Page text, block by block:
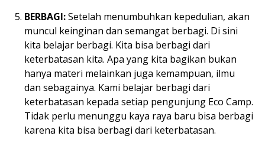
BERBAGI:Setelah menumbuhkan kepedulian, akan
muncul keinginan dan semangat berbagi. Di sini
kita belajar berbagi. Kita bisa berbagi dari
keterbatasan kita. Apa yang kita bagikan bukan
hanya materi melainkan juga kemampuan, ilmu
dan sebagainya. Kami belajar berbagi dari
keterbatasan kepada setiap pengunjung Eco Camp.
Tidak perlu menunggu kaya raya baru bisa berbagi
karena kita bisa berbagi dari keterbatasan.